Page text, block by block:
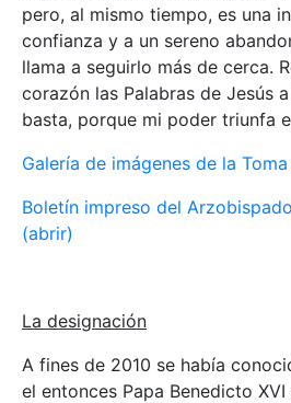
pero, al mismo tiempo, es una
confianza y a un sereno
llama a seguirlo más de cerca.
corazón las Palabras de Jesús
basta, porque mi poder triunfa
Galería de imágenes de la
Boletín impreso del
(abrir)
La designación
A fines de 2010 se había
el entonces Papa Benedicto